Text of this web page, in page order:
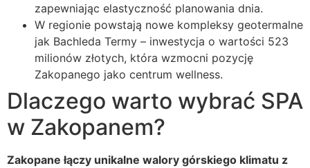
zapewniając elastyczność planowania dnia.
W regionie powstają nowe kompleksy geotermalne
jak Bachleda Termy – inwestycja o wartości 523
milionów złotych, która wzmocni pozycję
Zakopanego jako centrum wellness.
Dlaczego warto wybrać SPA
w Zakopanem?
Zakopane łączy unikalne walory górskiego klimatu z